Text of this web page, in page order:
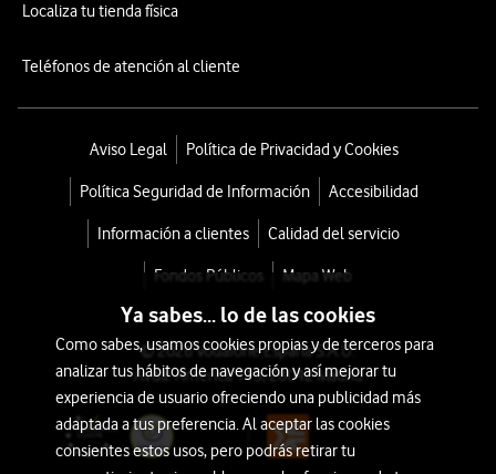
Localiza tu tienda física
Teléfonos de atención al cliente
Aviso Legal Política de Privacidad y Cookies
Política Seguridad de Información Accesibilidad
Información a clientes Calidad del servicio
Fondos Públicos Mapa Web
© 2026 Vodafone España S.A.U.
Avda. América 115, 28042 Madrid
Ya sabes... lo de las cookies
Como sabes, usamos cookies propias y de terceros para
analizar tus hábitos de navegación y así mejorar tu
experiencia de usuario ofreciendo una publicidad más
adaptada a tus preferencia. Al aceptar las cookies
consientes estos usos, pero podrás retirar tu